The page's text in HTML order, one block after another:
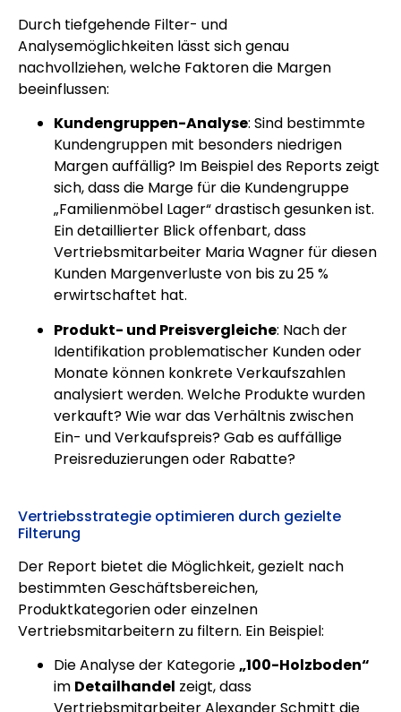
Durch tiefgehende Filter- und
Analysemöglichkeiten lässt sich genau
nachvollziehen, welche Faktoren die Margen
beeinflussen:
Kundengruppen-Analyse: Sind bestimmte
Kundengruppen mit besonders niedrigen
Margen auffällig? Im Beispiel des Reports zeigt
sich, dass die Marge für die Kundengruppe
„Familienmöbel Lager“ drastisch gesunken ist.
Ein detaillierter Blick offenbart, dass
Vertriebsmitarbeiter Maria Wagner für diesen
Kunden Margenverluste von bis zu 25 %
erwirtschaftet hat.
Produkt- und Preisvergleiche: Nach der
Identifikation problematischer Kunden oder
Monate können konkrete Verkaufszahlen
analysiert werden. Welche Produkte wurden
verkauft? Wie war das Verhältnis zwischen
Ein- und Verkaufspreis? Gab es auffällige
Preisreduzierungen oder Rabatte?
Vertriebsstrategie optimieren durch gezielte
Filterung
Der Report bietet die Möglichkeit, gezielt nach
bestimmten Geschäftsbereichen,
Produktkategorien oder einzelnen
Vertriebsmitarbeitern zu filtern. Ein Beispiel:
Die Analyse der Kategorie„100-Holzboden“
im Detailhandel zeigt, dass